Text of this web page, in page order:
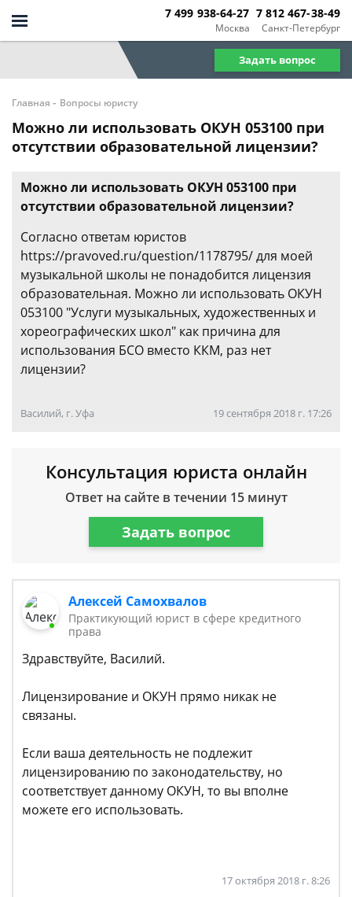
Москва
7 499 938-64-27
Санкт-Петербург
7 812 467-38-49
Задать вопрос
Главная - Вопросы юристу
Можно ли использовать ОКУН 053100 при
отсутствии образовательной лицензии?
Можно ли использовать ОКУН 053100 при
отсутствии образовательной лицензии?
Согласно ответам юристов
https://pravoved.ru/question/1178795/ для моей
музыкальной школы не понадобится лицензия
образовательная. Можно ли использовать ОКУН
053100 "Услуги музыкальных, художественных и
хореографических школ" как причина для
использования БСО вместо ККМ, раз нет
лицензии?
Василий, г. Уфа 19 сентября 2018 г. 17:26
Консультация юриста онлайн
Ответ на сайте в течении 15 минут
Задать вопрос
Алексей Самохвалов
Практикующий юрист в сфере кредитного
права
Здравствуйте, Василий.
Лицензирование и ОКУН прямо никак не
связаны.
Если ваша деятельность не подлежит
лицензированию по законодательству, но
соответствует данному ОКУН, то вы вполне
можете его использовать.
17 октября 2018 г. 8:26